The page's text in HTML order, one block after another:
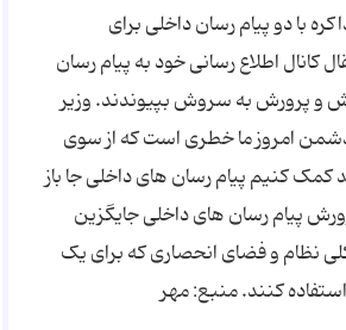
با دو پیام رسان داخلی برای
اطلاع رسانی خود به پیام رسان
و پرورش به سروش بپیوندند. وزیر
دشمن امروز ما خطری است که از سوی
کنیم پیام رسان های داخلی جا باز
پیام رسان های داخلی جایگزین
نظام و فضای انحصاری که برای یک
کنند. منبع: مهر